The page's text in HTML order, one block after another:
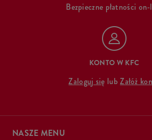
Bezpieczne płatności
KONTO W KFC
Zaloguj się lubZałóż
NASZE MENU